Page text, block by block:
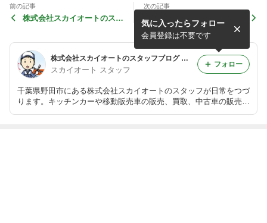
前の記事
株式会社スカイオートのスタ
次の記事
株式会社スカイオートのスタ
ッフブログ キッチンカー 移
動販売車 販売 買取 中古
株式会社スカイオートのスタッフブログ キッチンカー 移動販売車 販売 買取 中古
スカイオート スタッフ
千葉県野田市にある株式会社スカイオートのスタッフが日常をつづ
ります。キッチンカーや移動販売車の販売、買取、中古車の販売も
行っておりますので在庫情報等も掲載していきます
気に入ったらフォロー
会員登録は不要です
フォロー